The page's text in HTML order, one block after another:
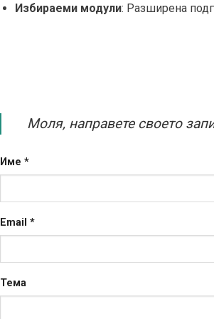
Избираеми модули: Разширена
Моля, направете своето
Име *
Email *
Тема